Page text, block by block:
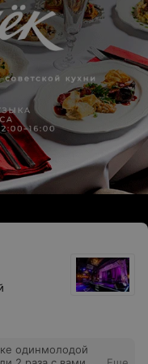
одинмолодой